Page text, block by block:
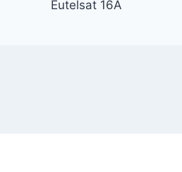
Eutelsat 16A